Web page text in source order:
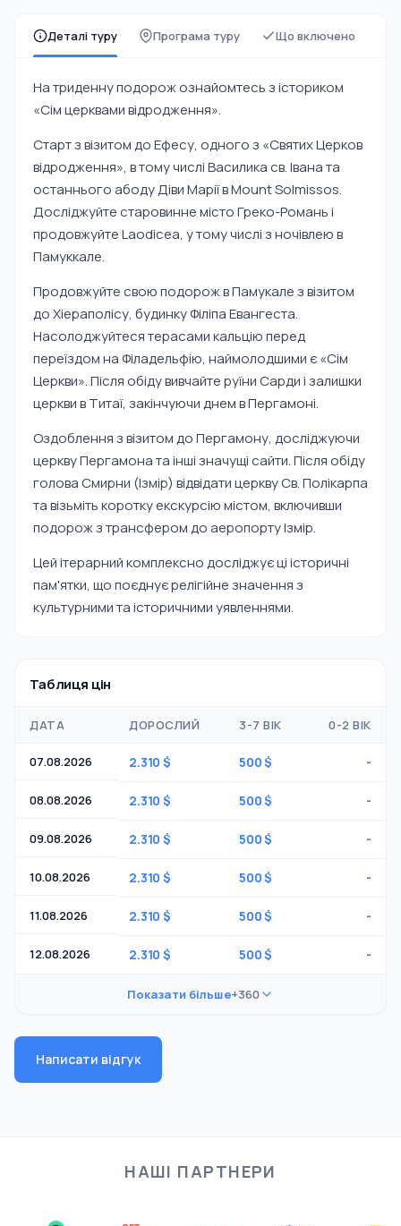
Деталі туру Програма туру Що включено
На триденну подорож ознайомтесь з істориком
«Сім церквами відродження».
Старт з візитом до Ефесу, одного з «Святих Церков
відродження», в тому числі Василика св. Івана та
останнього абоду Діви Марії в Mount Solmissos.
Досліджуйте старовинне місто Греко-Романь і
продовжуйте Laodicea, у тому числі з ночівлею в
Памуккале.
Продовжуйте свою подорож в Памукале з візитом
до Хіераполісу, будинку Філіпа Евангеста.
Насолоджуйтеся терасами кальцію перед
переїздом на Філадельфію, наймолодшими є «Сім
Церкви». Після обіду вивчайте руїни Сарди і залишки
церкви в Титаї, закінчуючи днем в Пергамоні.
Оздоблення з візитом до Пергамону, досліджуючи
церкву Пергамона та інші значущі сайти. Після обіду
голова Смирни (Ізмір) відвідати церкву Св. Полікарпа
та візьміть коротку екскурсію містом, включивши
подорож з трансфером до аеропорту Ізмір.
Цей ітерарний комплексно досліджує ці історичні
пам'ятки, що поєднує релігійне значення з
культурними та історичними уявленнями.
Таблиця цін
ДАТА ДОРОСЛИЙ 3-7 ВІК 0-2 ВІК
07.08.2026 2.310 $ 500 $ -
08.08.2026 2.310 $ 500 $ -
09.08.2026 2.310 $ 500 $ -
10.08.2026 2.310 $ 500 $ -
11.08.2026 2.310 $ 500 $ -
12.08.2026 2.310 $ 500 $ -
Показати більше+360
Написати відгук
НАШІ ПАРТНЕРИ